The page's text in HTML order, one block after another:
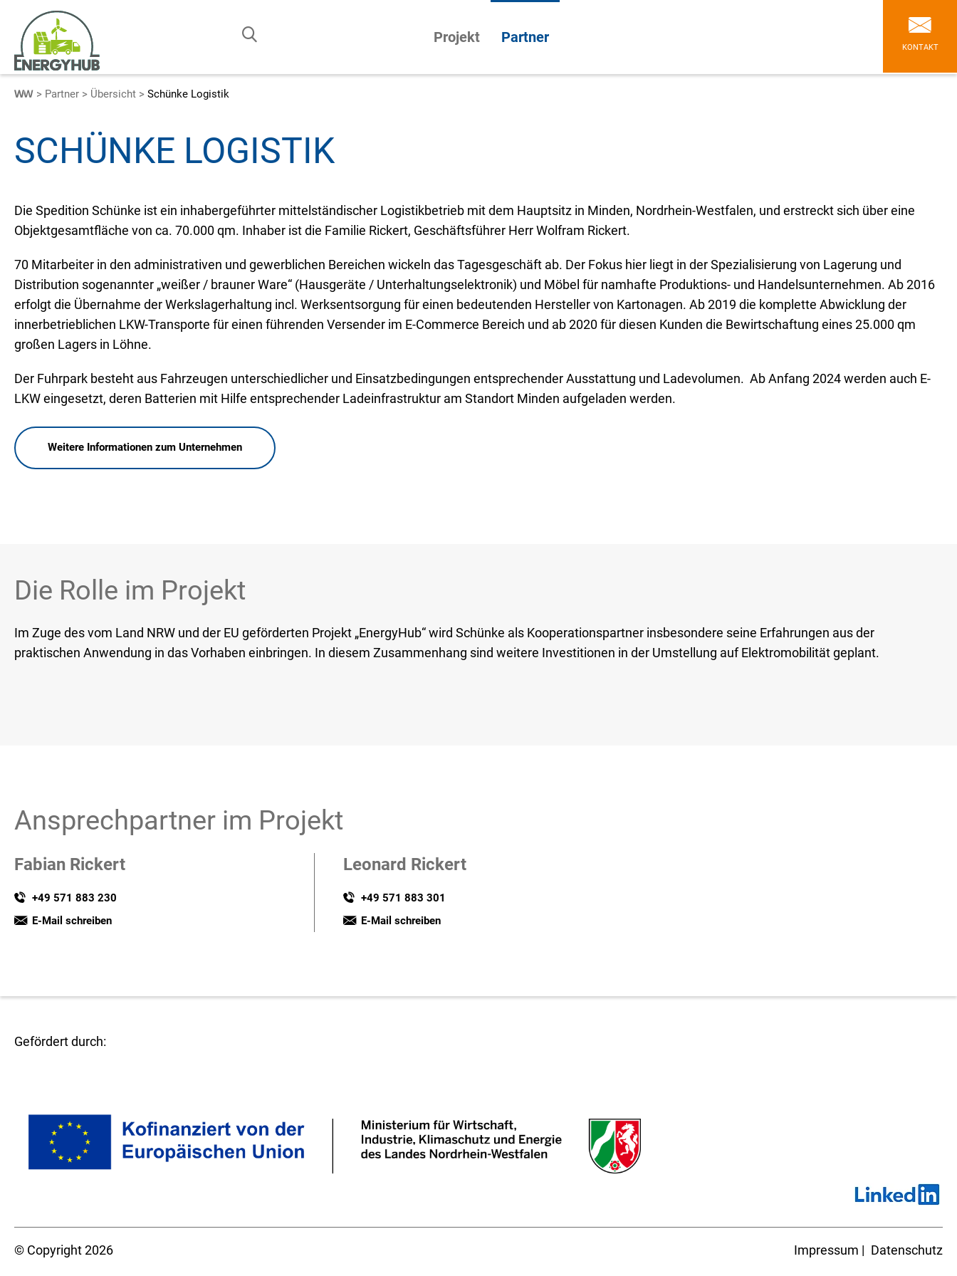
Projekt Partner
KONTAKT
Partner Übersicht Schünke Logistik
SCHÜNKE LOGISTIK
Die Spedition Schünke ist ein inhabergeführter mittelständischer Logistikbetrieb mit dem Hauptsitz in Minden, Nordrhein-Westfalen, und erstreckt sich über eine
Objektgesamtfläche von ca. 70.000 qm. Inhaber ist die Familie Rickert, Geschäftsführer Herr Wolfram Rickert.
70 Mitarbeiter in den administrativen und gewerblichen Bereichen wickeln das Tagesgeschäft ab. Der Fokus hier liegt in der Spezialisierung von Lagerung und
Distribution sogenannter „weißer / brauner Ware“ (Hausgeräte / Unterhaltungselektronik) und Möbel für namhafte Produktions- und Handelsunternehmen. Ab 2016
erfolgt die Übernahme der Werkslagerhaltung incl. Werksentsorgung für einen bedeutenden Hersteller von Kartonagen. Ab 2019 die komplette Abwicklung der
innerbetrieblichen LKW-Transporte für einen führenden Versender im E-Commerce Bereich und ab 2020 für diesen Kunden die Bewirtschaftung eines 25.000 qm
großen Lagers in Löhne.
Der Fuhrpark besteht aus Fahrzeugen unterschiedlicher und Einsatzbedingungen entsprechender Ausstattung und Ladevolumen. Ab Anfang 2024 werden auch E-
LKW eingesetzt, deren Batterien mit Hilfe entsprechender Ladeinfrastruktur am Standort Minden aufgeladen werden.
Weitere Informationen zum Unternehmen
Die Rolle im Projekt
Im Zuge des vom Land NRW und der EU geförderten Projekt „EnergyHub“ wird Schünke als Kooperationspartner insbesondere seine Erfahrungen aus der
praktischen Anwendung in das Vorhaben einbringen. In diesem Zusammenhang sind weitere Investitionen in der Umstellung auf Elektromobilität geplant.
Ansprechpartner im Projekt
Fabian Rickert
+49 571 883 230
E-Mail schreiben
Leonard Rickert
+49 571 883 301
E-Mail schreiben
Gefördert durch:
© Copyright 2026 Impressum Datenschutz